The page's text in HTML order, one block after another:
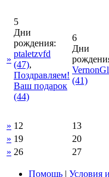
»
5
Дни
рождения:
ptaletzvfd
(47),
Поздравляем!
Ваш подарок
(44)
6
Дни
(41)
» 12 13
» 19 20
» 26 27
Помощь | Условия